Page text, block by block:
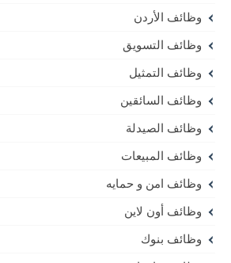
وظائف الأردن
وظائف التسويق
وظائف التمثيل
وظائف السائقين
وظائف الصيدلة
وظائف المبيعات
وظائف امن و حمايه
وظائف أون لاين
وظائف بنوك